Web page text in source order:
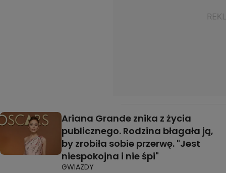
Ariana Grande znika z życia
publicznego. Rodzina błagała ją,
by zrobiła sobie przerwę. "Jest
niespokojna i nie śpi"
GWIAZDY